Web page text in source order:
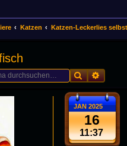
Katzen Katzen-Leckerlies
Suche
JAN 2025
16
11:37